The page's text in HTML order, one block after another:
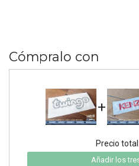
Cómpralo con
+
Precio total:
Añadir los